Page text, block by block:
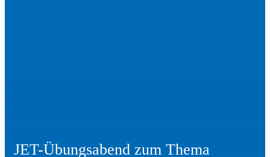
JET-Übungsabend zum Thema